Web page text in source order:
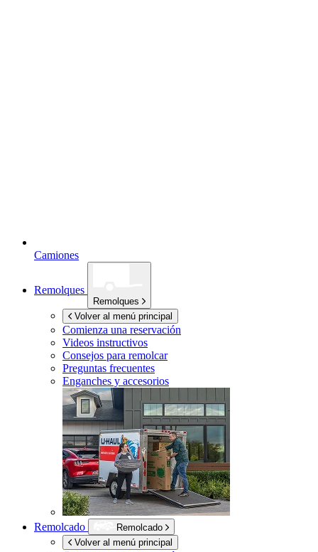
Camiones
Remolques
Remolques
Volver al menú principal
Comienza una reservación
Videos instructivos
Consejos para remolcar
Preguntas frecuentes
Enganches y accesorios
Remolcado
Remolcado
Volver al menú principal